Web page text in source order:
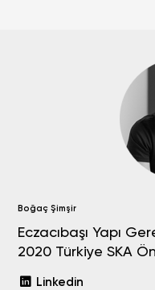
Boğaç Şimşir
Eczacıbaşı Yapı
2020 Türkiye SKA
Linkedin